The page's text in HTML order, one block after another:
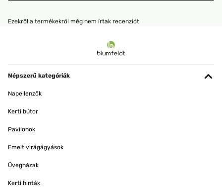
Ezekről a termékekről még nem írtak recenziót
Népszerű kategóriák
Napellenzők
Kerti bútor
Pavilonok
Emelt virágágyások
Üvegházak
Kerti hinták